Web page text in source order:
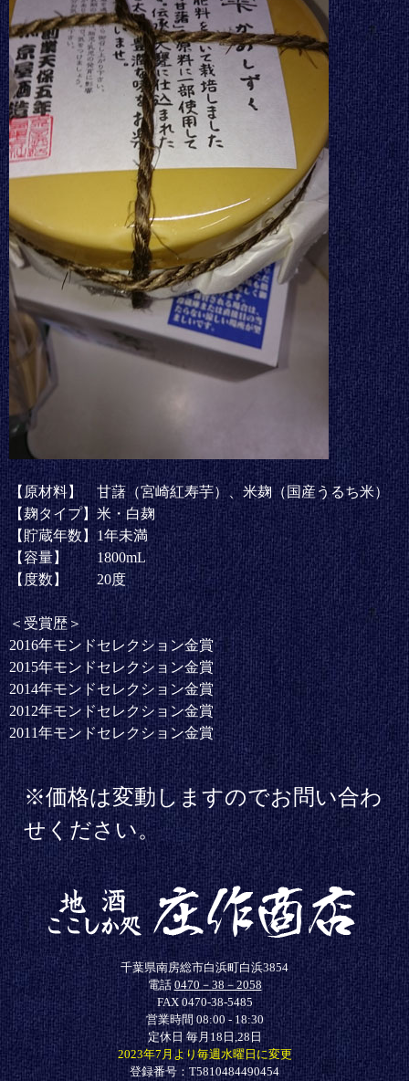
【原材料】 甘藷（宮崎紅寿芋）、米麹（国産うるち米）
【麹タイプ】米・白麹
【貯蔵年数】1年未満
【容量】 1800mL
【度数】 20度
＜受賞歴＞
2016年モンドセレクション金賞
2015年モンドセレクション金賞
2014年モンドセレクション金賞
2012年モンドセレクション金賞
2011年モンドセレクション金賞
※価格は変動しますのでお問い合わ
せください。
千葉県南房総市白浜町白浜3854
電話 0470－38－2058
FAX 0470-38-5485
営業時間 08:00 - 18:30
定休日 毎月18日,28日
2023年7月より毎週水曜日に変更
登録番号：T5810484490454